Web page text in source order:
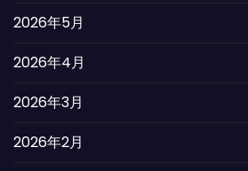
2026年5月
2026年4月
2026年3月
2026年2月